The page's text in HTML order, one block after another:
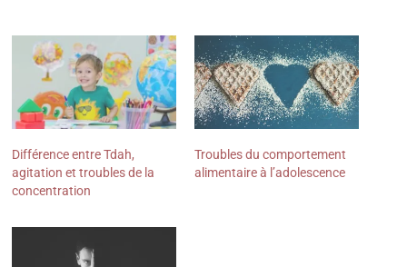
Différence entre Tdah,
agitation et troubles de la
concentration
Troubles du comportement
alimentaire à l’adolescence